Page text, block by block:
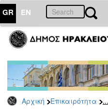
GR EN
Αρχική Επικαιρότητα ...
ΕΠΙΚΑΙΡΟΤΗΤΑ
Τύπου
Αρχείο
2026
2025